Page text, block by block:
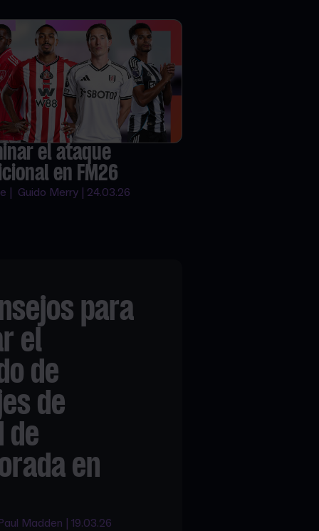
el ataque
en FM26
| Guido Merry | 24.03.26
para
el
de
de
de
en
Madden | 19.03.26